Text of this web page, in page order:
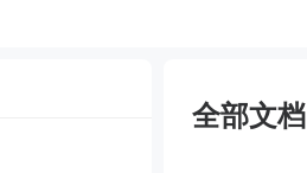
全部文档